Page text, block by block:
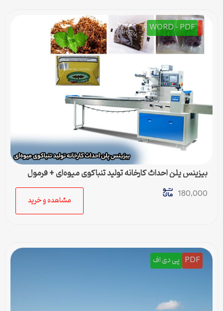
WORD - PDF
بیزینس پلن احداث کارخانه تولید تنباکوی میوه‌ای + فرمول
180,000
مشاهده و خرید
PDF پی دی اف